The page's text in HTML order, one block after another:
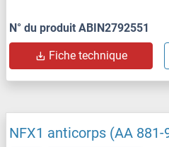
N° du produit ABIN2792551
Fiche technique
NFX1 anticorps (AA 881-